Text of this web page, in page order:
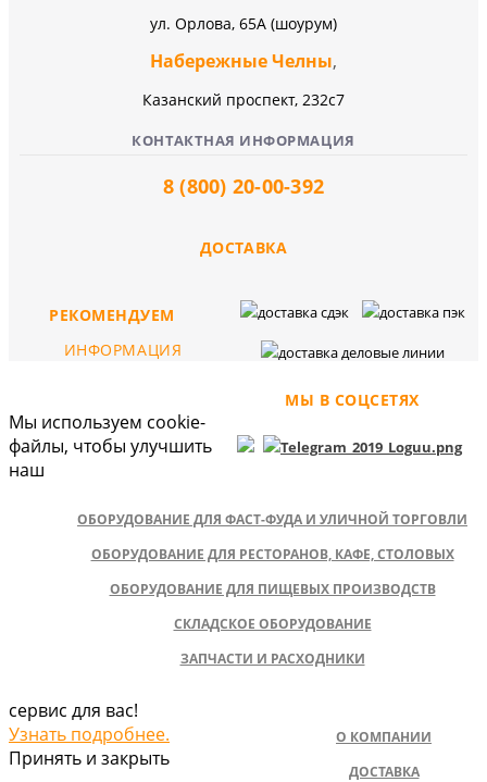
ул. Орлова, 65А (шоурум)
Набережные Челны,
Казанский проспект, 232c7
КОНТАКТНАЯ ИНФОРМАЦИЯ
8 (800) 20-00-392
ДОСТАВКА
МЫ В СОЦСЕТЯХ
РЕКОМЕНДУЕМ
ОБОРУДОВАНИЕ ДЛЯ ФАСТ-ФУДА И УЛИЧНОЙ ТОРГОВЛИ
ОБОРУДОВАНИЕ ДЛЯ РЕСТОРАНОВ, КАФЕ, СТОЛОВЫХ
ОБОРУДОВАНИЕ ДЛЯ ПИЩЕВЫХ ПРОИЗВОДСТВ
СКЛАДСКОЕ ОБОРУДОВАНИЕ
ЗАПЧАСТИ И РАСХОДНИКИ
ИНФОРМАЦИЯ
О КОМПАНИИ
ДОСТАВКА
Мы используем cookie-
файлы, чтобы улучшить
наш
сервис для вас!
Узнать подробнее.
Принять и закрыть